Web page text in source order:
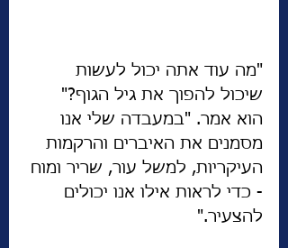
"מה עוד אתה יכול לעשות
שיכול להפוך את גיל הגוף?"
הוא אמר. "במעבדה שלי אנו
מסמנים את האיברים והרקמות
העיקריות, למשל עור, שריר ומוח
- כדי לראות אילו אנו יכולים
להצעיר."